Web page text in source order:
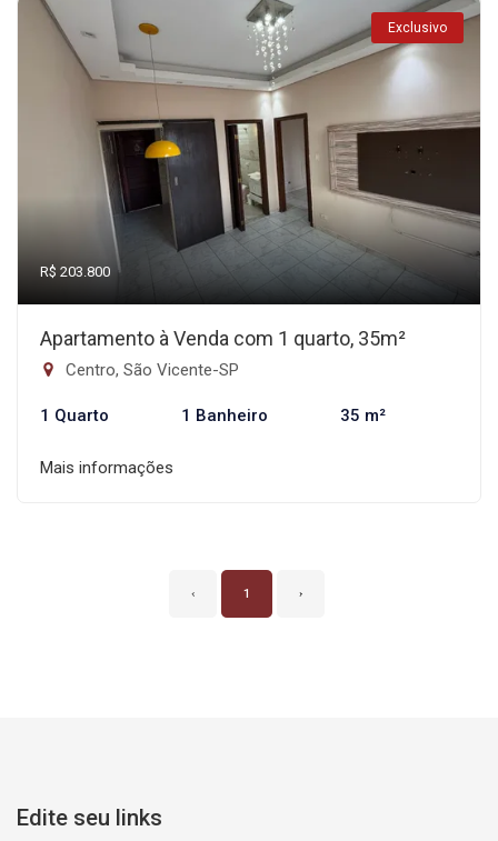
Exclusivo
R$ 203.800
Apartamento à Venda com 1 quarto, 35m²
Centro, São Vicente-SP
1 Quarto 1 Banheiro 35 m²
Mais informações
‹ 1 ›
Edite seu links